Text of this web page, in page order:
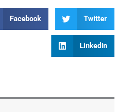
Facebook Twitter
LinkedIn